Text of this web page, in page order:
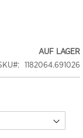
AUF LAGER
1182064.691026